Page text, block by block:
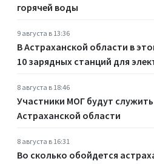
горячей воды
9 августа в 13:36
В Астраханской области в
10 зарядных станций для
8 августа в 18:46
Участники МОГ будут
Астраханской области
8 августа в 16:31
Во сколько обойдется